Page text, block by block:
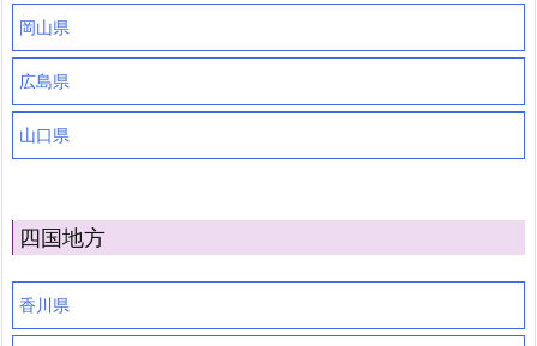
岡山県
広島県
山口県
四国地方
香川県